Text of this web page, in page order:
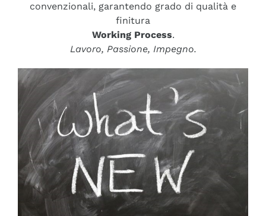
convenzionali, garantendo grado di qualità e
finitura
Working Process.
Lavoro, Passione, Impegno.